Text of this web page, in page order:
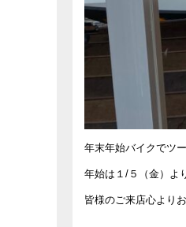
年末年始バイクでツ
年始は１/５（金）よ
皆様のご来店心より